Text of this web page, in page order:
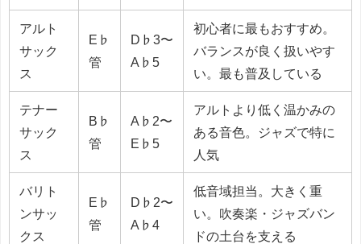
アルト
サック
ス
E♭
管
D♭3〜
A♭5
初心者に最もおすすめ。
バランスが良く扱いやす
い。最も普及している
テナー
サック
ス
B♭
管
A♭2〜
E♭5
アルトより低く温かみの
ある音色。ジャズで特に
人気
バリト
ンサッ
クス
E♭
管
D♭2〜
A♭4
低音域担当。大きく重
い。吹奏楽・ジャズバン
ドの土台を支える